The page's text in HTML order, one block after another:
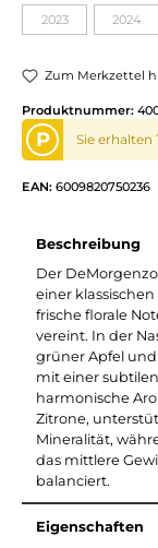
2023(Diese Option ist
2024
Zum Merkzettel
Produktnummer:
P Sie erhalten
EAN: 6009820750236
Beschreibung
Der
einer
frische florale
vereint. In der
grüner Apfel
mit einer
harmonische
Zitrone,
Mineralität,
das mittlere
balanciert.
Eigenschaften